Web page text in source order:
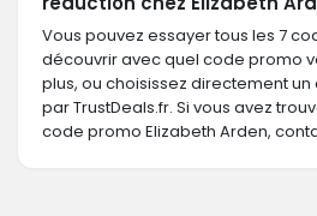
Vous pouvez essayer tous les 7
découvrir avec quel code promo
plus, ou choisissez directement
par TrustDeals.fr. Si vous avez
code promo Elizabeth Arden,